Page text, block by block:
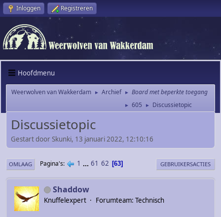
Inloggen Registreren
Hoofdmenu
Weerwolven van Wakkerdam ► Archief ► Board met beperkte toegang
► 605 ► Discussietopic
Discussietopic
Gestart door Skunki, 13 januari 2022, 12:10:16
OMLAAG Pagina's 1 ... 61 62 63 GEBRUIKERSACTIES
Shaddow
Knuffelexpert Forumteam: Technisch